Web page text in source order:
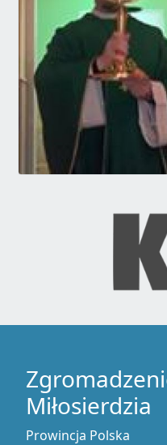
Miłosierdzia
Prowincja Polska